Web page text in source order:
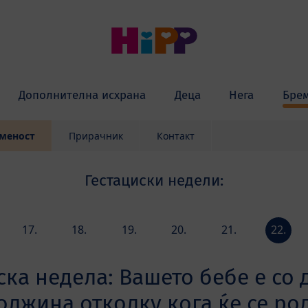
Дополнителна исхрана Деца Нега
Прирачник Контакт
Гестациски недели:
17.
18.
19.
20.
21.
22.
недела: Вашето бебе е со